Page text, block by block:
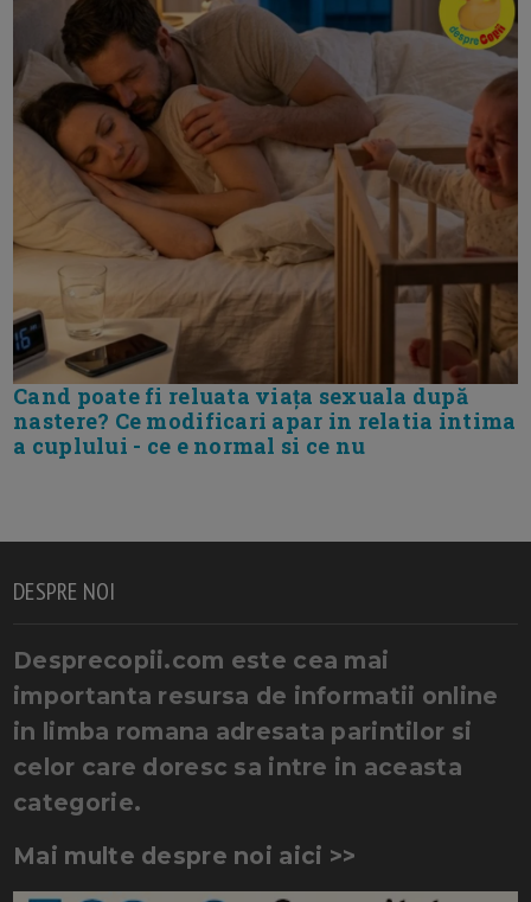
Cand poate fi reluata viața sexuala după
nastere? Ce modificari apar in relatia intima
a cuplului - ce e normal si ce nu
DESPRE NOI
Desprecopii.com este cea mai
importanta resursa de informatii online
in limba romana adresata parintilor si
celor care doresc sa intre in aceasta
categorie.
Mai multe despre noi aici >>